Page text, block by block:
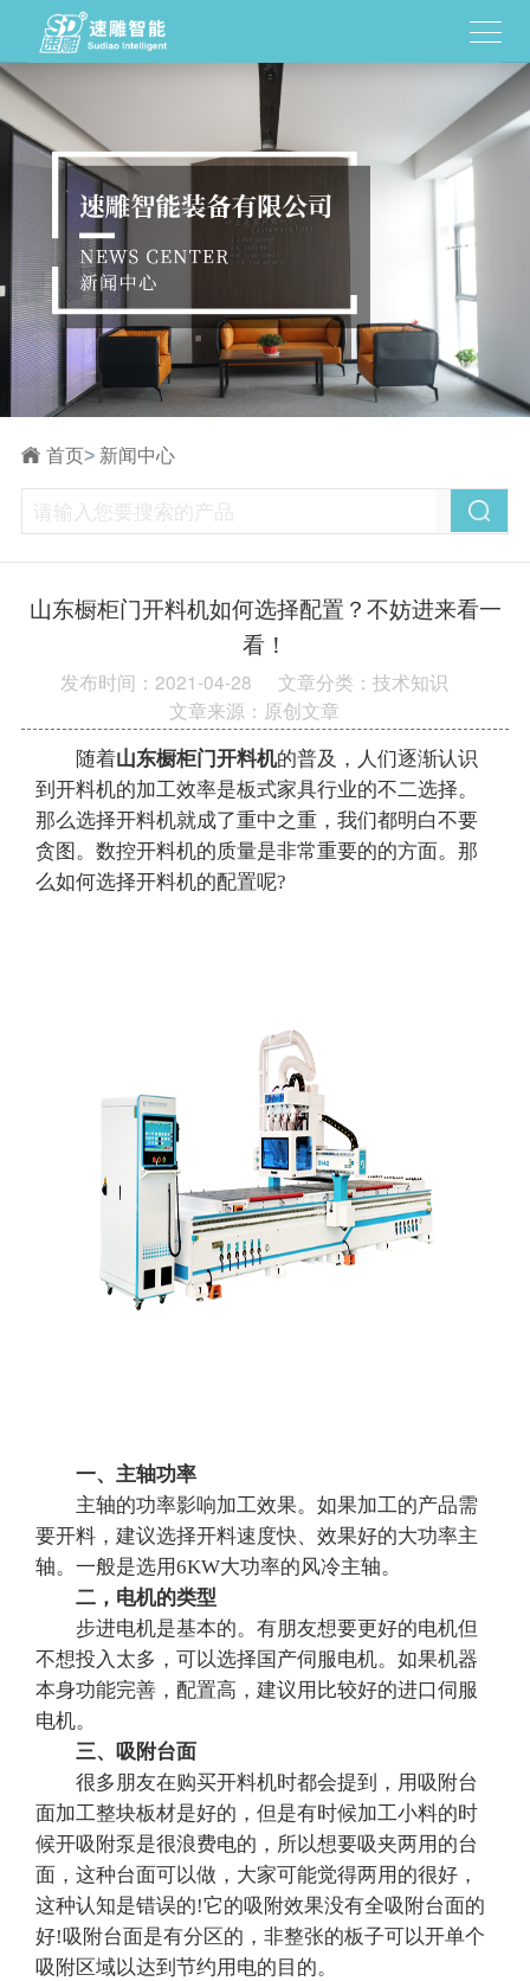
首页> 新闻中心
山东橱柜门开料机如何选择配置？不妨进来看一
看！
发布时间：2021-04-28
文章分类：技术知识
文章来源：原创文章
随着山东橱柜门开料机的普及，人们逐渐认识
到开料机的加工效率是板式家具行业的不二选择。
那么选择开料机就成了重中之重，我们都明白不要
贪图。数控开料机的质量是非常重要的的方面。那
么如何选择开料机的配置呢?
一、主轴功率
主轴的功率影响加工效果。如果加工的产品需
要开料，建议选择开料速度快、效果好的大功率主
轴。一般是选用6KW大功率的风冷主轴。
二，电机的类型
步进电机是基本的。有朋友想要更好的电机但
不想投入太多，可以选择国产伺服电机。如果机器
本身功能完善，配置高，建议用比较好的进口伺服
电机。
三、吸附台面
很多朋友在购买开料机时都会提到，用吸附台
面加工整块板材是好的，但是有时候加工小料的时
候开吸附泵是很浪费电的，所以想要吸夹两用的台
面，这种台面可以做，大家可能觉得两用的很好，
这种认知是错误的!它的吸附效果没有全吸附台面的
好!吸附台面是有分区的，非整张的板子可以开单个
吸附区域以达到节约用电的目的。